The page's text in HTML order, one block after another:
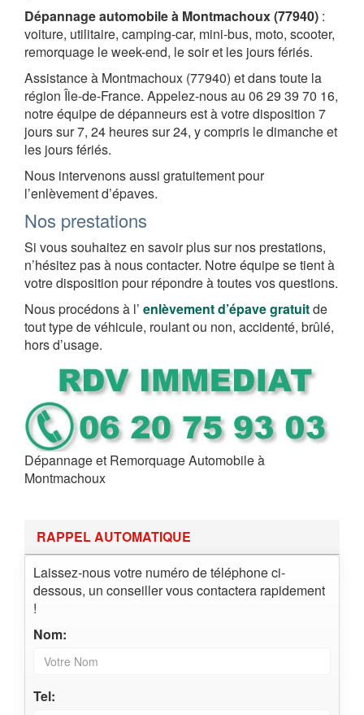
Dépannage automobile à Montmachoux (77940) :
voiture, utilitaire, camping-car, mini-bus, moto, scooter,
remorquage le week-end, le soir et les jours fériés.
Assistance à Montmachoux (77940) et dans toute la
région Île-de-France. Appelez-nous au 06 29 39 70 16,
notre équipe de dépanneurs est à votre disposition 7
jours sur 7, 24 heures sur 24, y compris le dimanche et
les jours fériés.
Nous intervenons aussi gratuitement pour
l’enlèvement d’épaves.
Nos prestations
Si vous souhaitez en savoir plus sur nos prestations,
n’hésitez pas à nous contacter. Notre équipe se tient à
votre disposition pour répondre à toutes vos questions.
Nous procédons à l’ enlèvement d’épave gratuitde
tout type de véhicule, roulant ou non, accidenté, brûlé,
hors d’usage.
Dépannage et Remorquage Automobile à
Montmachoux
RAPPEL AUTOMATIQUE
Laissez-nous votre numéro de téléphone ci-
dessous, un conseiller vous contactera rapidement
!
Nom:
Tel: